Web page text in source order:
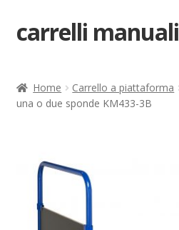
Vai
alla
Vai
al
carrelli manuali
Carrello
Come ordinare
Come registrarsi al sito
Home Carrello a piattaforma
una o due sponde KM433-3B